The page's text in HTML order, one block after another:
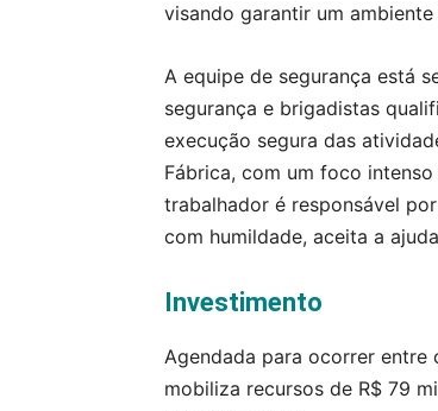
visando garantir um
A equipe de segurança está
segurança e brigadistas
execução segura das
Fábrica, com um foco
trabalhador é responsável
com humildade, aceita a
Investimento
Agendada para ocorrer entre
mobiliza recursos de R$ 79